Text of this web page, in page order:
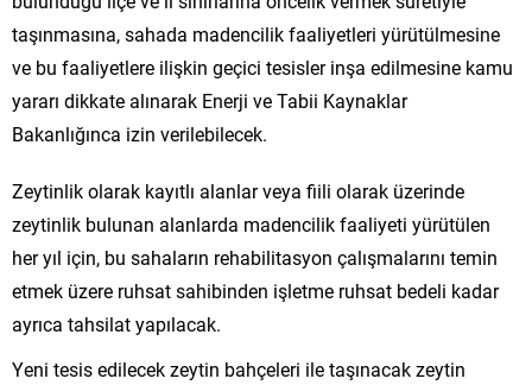
taşınmasına, sahada madencilik faaliyetleri yürütülmesine
ve bu faaliyetlere ilişkin geçici tesisler inşa edilmesine kamu
yararı dikkate alınarak Enerji ve Tabii Kaynaklar
Bakanlığınca izin verilebilecek.
Zeytinlik olarak kayıtlı alanlar veya fiili olarak üzerinde
zeytinlik bulunan alanlarda madencilik faaliyeti yürütülen
her yıl için, bu sahaların rehabilitasyon çalışmalarını temin
etmek üzere ruhsat sahibinden işletme ruhsat bedeli kadar
ayrıca tahsilat yapılacak.
Yeni tesis edilecek zeytin bahçeleri ile taşınacak zeytin